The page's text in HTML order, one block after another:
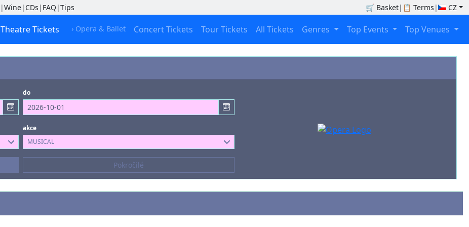
🛒 Basket| 📋 Terms | CZ
|Wine| CDs | FAQ |Tips
Theatre Tickets › Opera & Ballet Concert Tickets Tour Tickets All Tickets Genres Top Events Top Venues
do
akce
MUSICAL
Skladatelé
Pokročilé